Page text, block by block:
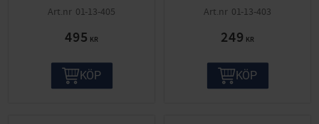
01-13-405
495 KR
KÖP
01-13-403
249 KR
KÖP